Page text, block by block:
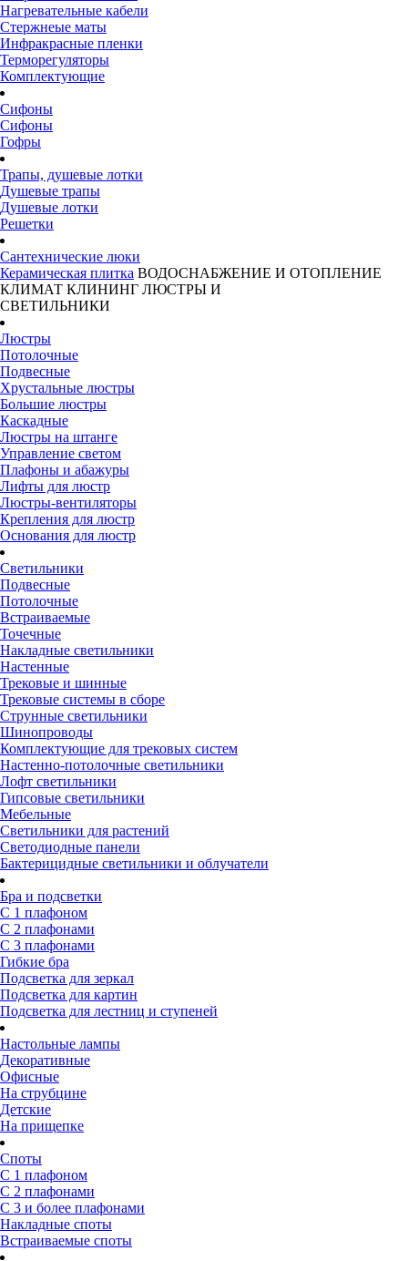
Нагревательные кабели
Стержнеые маты
Инфракрасные пленки
Терморегуляторы
Комплектующие
Сифоны
Сифоны
Гофры
Трапы, душевые лотки
Душевые трапы
Душевые лотки
Решетки
Сантехнические люки
Керамическая плитка ВОДОСНАБЖЕНИЕ И ОТОПЛЕНИЕ
КЛИМАТ КЛИНИНГ ЛЮСТРЫ И
СВЕТИЛЬНИКИ
Люстры
Потолочные
Подвесные
Хрустальные люстры
Большие люстры
Каскадные
Люстры на штанге
Управление светом
Плафоны и абажуры
Лифты для люстр
Люстры-вентиляторы
Крепления для люстр
Основания для люстр
Светильники
Подвесные
Потолочные
Встраиваемые
Точечные
Накладные светильники
Настенные
Трековые и шинные
Трековые системы в сборе
Струнные светильники
Шинопроводы
Комплектующие для трековых систем
Настенно-потолочные светильники
Лофт светильники
Гипсовые светильники
Мебельные
Светильники для растений
Светодиодные панели
Бактерицидные светильники и облучатели
Бра и подсветки
С 1 плафоном
С 2 плафонами
С 3 плафонами
Гибкие бра
Подсветка для зеркал
Подсветка для картин
Подсветка для лестниц и ступеней
Настольные лампы
Декоративные
Офисные
На струбцине
Детские
На прищепке
Споты
С 1 плафоном
С 2 плафонами
С 3 и более плафонами
Накладные споты
Встраиваемые споты